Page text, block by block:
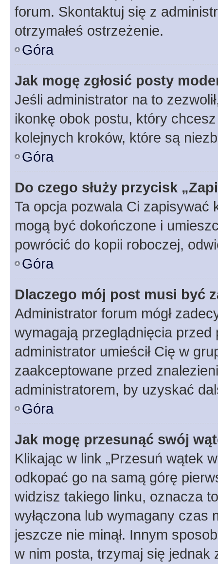
forum. Skontaktuj się z
otrzymałeś ostrzeżenie.
Góra
Jak mogę zgłosić posty
Jeśli administrator na to
ikonkę obok postu, który
kolejnych kroków, które są
Góra
Do czego służy przycisk
Ta opcja pozwala Ci zapisywać
mogą być dokończone i
powrócić do kopii roboczej,
Góra
Dlaczego mój post musi być
Administrator forum mógł
wymagają przeglądnięcia
administrator umieścił Cię w
zaakceptowane przed
administratorem, by uzyskać
Góra
Jak mogę przesunąć swój
Klikając w link „Przesuń wątek
odkopać go na samą górę
widzisz takiego linku, oznacza
wyłączona lub wymagany czas
jeszcze nie minął. Innym
w nim posta, trzymaj się jednak